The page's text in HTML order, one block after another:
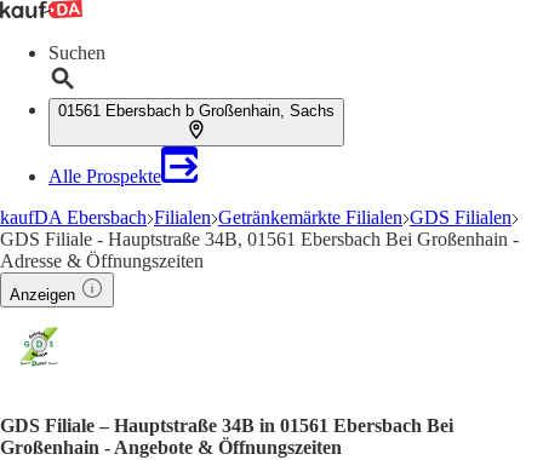
Suchen
01561 Ebersbach b Großenhain, Sachs
Alle Prospekte
kaufDA Ebersbach Filialen Getränkemärkte Filialen GDS Filialen
GDS Filiale - Hauptstraße 34B, 01561 Ebersbach Bei Großenhain -
Adresse & Öffnungszeiten
Anzeigen
GDS Filiale – Hauptstraße 34B in 01561 Ebersbach Bei
Großenhain - Angebote & Öffnungszeiten